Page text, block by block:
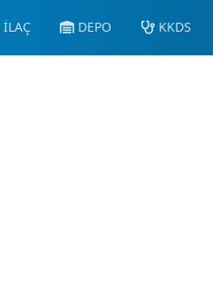
İLAÇ DEPO KKDS